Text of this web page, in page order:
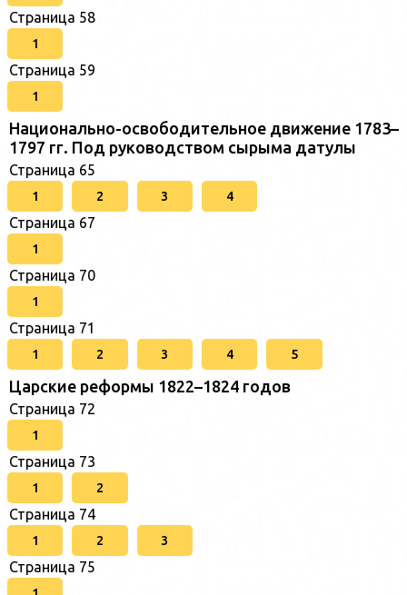
Страница 58
1
Страница 59
1
Национально-освободительное движение 1783–
1797 гг. Под руководством сырыма датулы
Страница 65
1 2 3 4
Страница 67
1
Страница 70
1
Страница 71
1 2 3 4 5
Царские реформы 1822–1824 годов
Страница 72
1
Страница 73
1 2
Страница 74
1 2 3
Страница 75